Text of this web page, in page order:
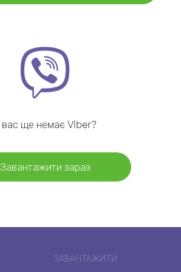
ще немає Viber?
Завантажити зараз
ЗАВАНТАЖИТИ